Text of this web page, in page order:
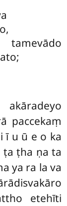
paccekaṃ
ī u ū e o ka
ṭa ṭha ṇa ta
ya ra la va
etehīti